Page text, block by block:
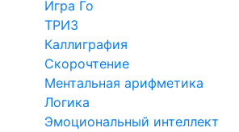
Игра Го
ТРИЗ
Каллиграфия
Скорочтение
Ментальная арифметика
Логика
Эмоциональный интеллект